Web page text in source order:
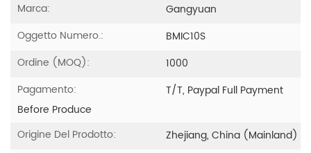
Marca:
Gangyuan
Oggetto Numero.:
BMIC10S
Ordine (MOQ):
1000
Pagamento:
T/T, Paypal Full Payment
Before Produce
Origine Del Prodotto:
Zhejiang, China (Mainland)